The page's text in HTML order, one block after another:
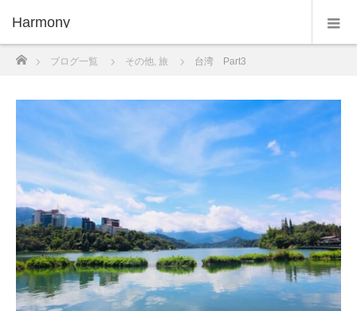
Harmony
ブログ一覧 その他, 旅 台湾 Part3